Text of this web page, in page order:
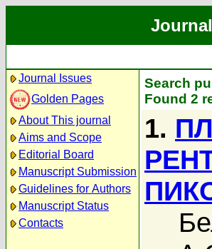
Journal Issues
Golden Pages
About This journal
Aims and Scope
Editorial Board
Manuscript Submission
Guidelines for Authors
Manuscript Status
Contacts
Search
Found 2
1.